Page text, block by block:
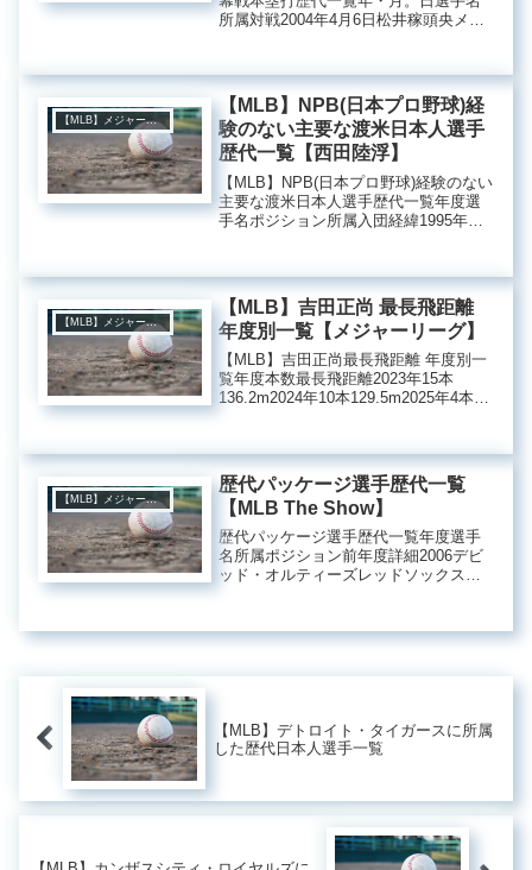
所属対戦2004年4月6日松井稼頭央メッ
松井稼頭央メッツレッズ2006年4月3日
松井秀喜ヤ...
【MLB】メジャーリーグ
【MLB】NPB(日本プロ野球)経
験のない主要な渡米日本人選手
歴代一覧【西田陸浮】
【MLB】NPB(日本プロ野球)経験のない
主要な渡米日本人選手歴代一覧年度選
手名ポジション所属入団経緯1995年浜
ト1996年吉田好太内野手アスレチック
ス入団テスト19...
【MLB】メジャーリーグ
【MLB】吉田正尚 最長飛距離
年度別一覧【メジャーリーグ】
【MLB】吉田正尚最長飛距離 年度別一
覧年度本数最長飛距離2023年15本
136.2m2024年10本129.5m2025年4本
【MLB】メジャーリーグ
歴代パッケージ選手歴代一覧
【MLB The Show】
歴代パッケージ選手歴代一覧年度選手
名所属ポジション前年度詳細2006デビ
ッド・オルティーズレッドソックス指
打者賞)エドガー・マルティネス賞（最
【MLB】デトロイト・タイガースに所属
した歴代日本人選手一覧